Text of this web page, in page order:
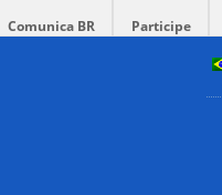
Comunica BR Participe